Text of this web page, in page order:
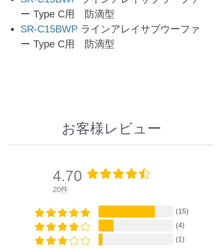
ー Type C用 防滴型
SR-C15BWPラインアレイサブウーファ
ー Type C用 防滴型
お客様レビュー
4.70
20件
(15)
(4)
(1)